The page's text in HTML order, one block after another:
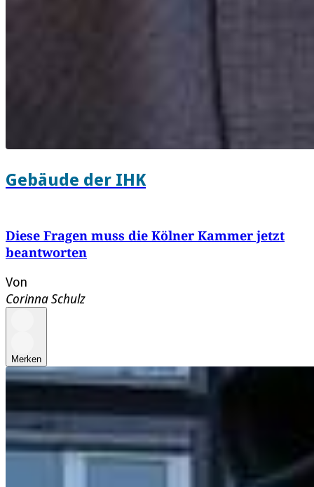
Gebäude der IHK
Diese Fragen muss die Kölner Kammer jetzt
beantworten
Von
Corinna Schulz
Merken